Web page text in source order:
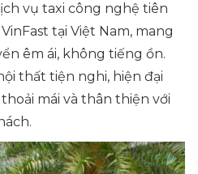
vụ taxi công nghệ tiên
tại Việt Nam, mang
êm ái, không tiếng ồn.
thất tiện nghi, hiện đại
mái và thân thiện với